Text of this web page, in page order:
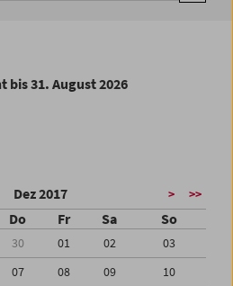
bis 31. August 2026
Dez 2017 > >>
Do Fr Sa So
30 01 02
03
07 08 09
10